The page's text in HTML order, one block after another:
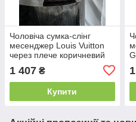
Чоловіча сумка-слінг
месенджер Louis Vuitton
через плече коричневий
1 407 ₴
Купити